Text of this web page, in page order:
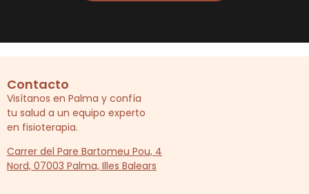
Contacto
Visítanos en Palma y confía
tu salud a un equipo experto
en fisioterapia.
Carrer del Pare Bartomeu Pou, 4
Nord, 07003 Palma, Illes Balears